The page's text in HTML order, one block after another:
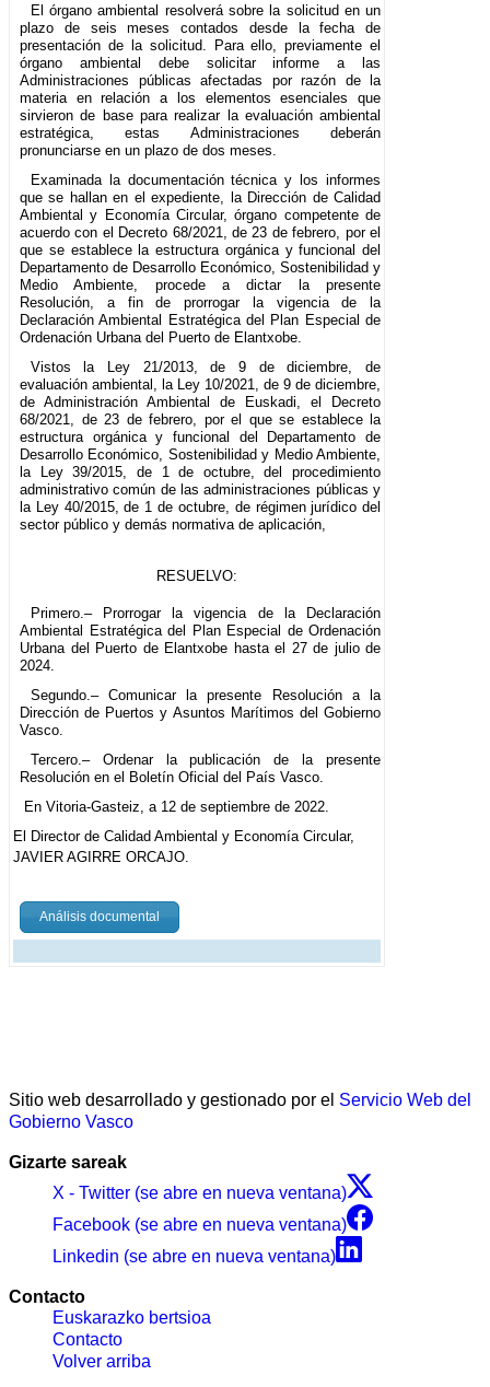
El órgano ambiental resolverá sobre la solicitud en un
plazo de seis meses contados desde la fecha de
presentación de la solicitud. Para ello, previamente el
órgano ambiental debe solicitar informe a las
Administraciones públicas afectadas por razón de la
materia en relación a los elementos esenciales que
sirvieron de base para realizar la evaluación ambiental
estratégica, estas Administraciones deberán
pronunciarse en un plazo de dos meses.
Examinada la documentación técnica y los informes
que se hallan en el expediente, la Dirección de Calidad
Ambiental y Economía Circular, órgano competente de
acuerdo con el Decreto 68/2021, de 23 de febrero, por el
que se establece la estructura orgánica y funcional del
Departamento de Desarrollo Económico, Sostenibilidad y
Medio Ambiente, procede a dictar la presente
Resolución, a fin de prorrogar la vigencia de la
Declaración Ambiental Estratégica del Plan Especial de
Ordenación Urbana del Puerto de Elantxobe.
Vistos la Ley 21/2013, de 9 de diciembre, de
evaluación ambiental, la Ley 10/2021, de 9 de diciembre,
de Administración Ambiental de Euskadi, el Decreto
68/2021, de 23 de febrero, por el que se establece la
estructura orgánica y funcional del Departamento de
Desarrollo Económico, Sostenibilidad y Medio Ambiente,
la Ley 39/2015, de 1 de octubre, del procedimiento
administrativo común de las administraciones públicas y
la Ley 40/2015, de 1 de octubre, de régimen jurídico del
sector público y demás normativa de aplicación,
RESUELVO:
Primero.– Prorrogar la vigencia de la Declaración
Ambiental Estratégica del Plan Especial de Ordenación
Urbana del Puerto de Elantxobe hasta el 27 de julio de
2024.
Segundo.– Comunicar la presente Resolución a la
Dirección de Puertos y Asuntos Marítimos del Gobierno
Vasco.
Tercero.– Ordenar la publicación de la presente
Resolución en el Boletín Oficial del País Vasco.
En Vitoria-Gasteiz, a 12 de septiembre de 2022.
El Director de Calidad Ambiental y Economía Circular,
JAVIER AGIRRE ORCAJO.
Análisis documental
Sitio web desarrollado y gestionado por el Servicio Web del
Gobierno Vasco
Gizarte sareak
X - Twitter (se abre en nueva ventana)
Facebook (se abre en nueva ventana)
Linkedin (se abre en nueva ventana)
Contacto
Euskarazko bertsioa
Contacto
Volver arriba